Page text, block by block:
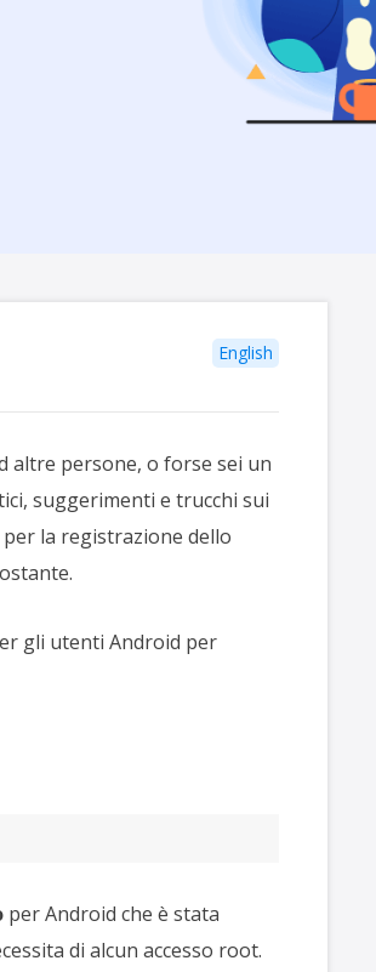
English
altre persone, o forse sei un
suggerimenti e trucchi sui
la registrazione dello
gli utenti Android per
per Android che è stata
di alcun accesso root.